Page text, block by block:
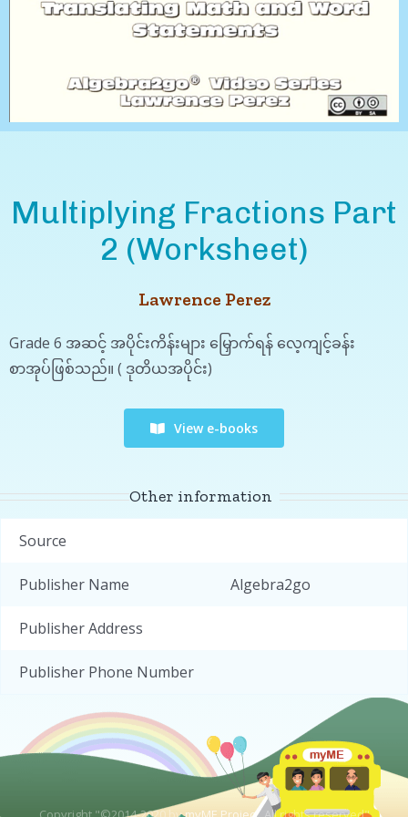
Multiplying Fractions Part
2 (Worksheet)
Lawrence Perez
Grade 6 အဆင့် အပိုင်းကိန်းများ မြှောက်ရန် လေ့ကျင့်ခန်း
စာအုပ်ဖြစ်သည်။ ( ဒုတိယအပိုင်း)
View e-books
Other information
Source
Publisher Name Algebra2go
Publisher Address
Publisher Phone Number